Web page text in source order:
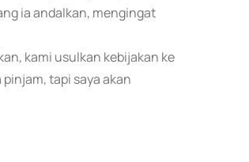
ia andalkan, mengingat
kami usulkan kebijakan ke
tapi saya akan